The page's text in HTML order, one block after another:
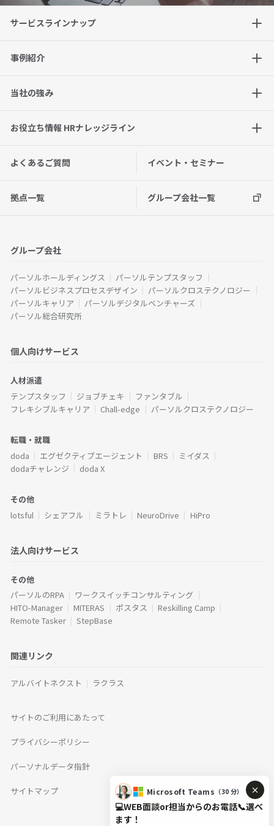
サービスラインナップ
事例紹介
当社の強み
お役立ち情報 HRナレッジライン
よくあるご質問 イベント・セミナー
拠点一覧 グループ会社一覧
グループ会社
パーソルホールディングス
パーソルテンプスタッフ
パーソルビジネスプロセスデザイン
パーソルクロステクノロジー
パーソルキャリア
パーソルデジタルベンチャーズ
パーソル総合研究所
個人向けサービス
人材派遣
テンプスタッフ
ジョブチェキ
ファンタブル
フレキシブルキャリア
Chall-edge パーソルクロステクノロジー
転職・就職
doda
エグゼクティブエージェント BRS
ミイダス
dodaチャレンジ
doda X
その他
lotsful
シェアフル ミラトレ NeuroDrive HiPro
法人向けサービス
その他
パーソルのRPA
ワークスイッチコンサルティング
HITO-Manager
MITERAS ポスタス
Reskilling Camp
Remote Tasker
StepBase
関連リンク
アルバイトネクスト ラクラス
サイトのご利用にあたって
プライバシーポリシー
パーソナルデータ指針
サイトマップ